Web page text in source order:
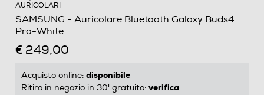
AURICOLARI
SAMSUNG - Auricolare Bluetooth Galaxy Buds4
Pro-White
€ 249,00
Acquisto online: disponibile
Ritiro in negozio in 30' gratuito: verifica